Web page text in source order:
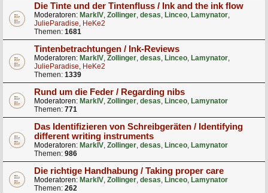
Die Tinte und der Tintenfluss / Ink and the ink flow
Moderatoren: MarkIV, Zollinger, desas, Linceo, Lamynator,
JulieParadise, HeKe2
Themen: 1681
Tintenbetrachtungen / Ink-Reviews
Moderatoren: MarkIV, Zollinger, desas, Linceo, Lamynator,
JulieParadise, HeKe2
Themen: 1339
Rund um die Feder / Regarding nibs
Moderatoren: MarkIV, Zollinger, desas, Linceo, Lamynator
Themen: 771
Das Identifizieren von Schreibgeräten / Identifying
different writing instruments
Moderatoren: MarkIV, Zollinger, desas, Linceo, Lamynator
Themen: 986
Die richtige Handhabung / Taking proper care
Moderatoren: MarkIV, Zollinger, desas, Linceo, Lamynator
Themen: 262